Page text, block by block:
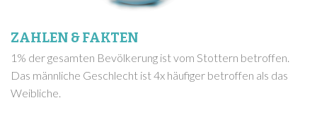
ZAHLEN & FAKTEN
1% der gesamten Bevölkerung ist vom Stottern betroffen.
Das männliche Geschlecht ist 4x häufiger betroffen als das
Weibliche.